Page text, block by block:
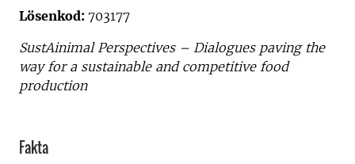
Lösenkod: 703177
SustAinimal Perspectives – Dialogues paving the
way for a sustainable and competitive food
production
Fakta